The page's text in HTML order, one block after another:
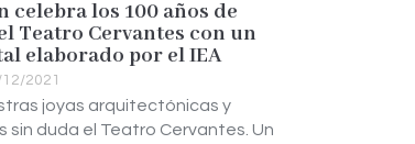
celebra los 100 años de
Teatro Cervantes con un
elaborado por el IEA
2021
joyas arquitectónicas y
sin duda el Teatro Cervantes. Un